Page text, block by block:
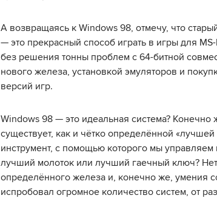
А возвращаясь к Windows 98, отмечу, что
— это прекрасный способ играть в игры для
без решения тонны проблем с 64-битной
нового железа, установкой эмуляторов и
версий игр.
Windows 98 — это идеальная система?
существует, как и чётко определённой
инструмент, с помощью которого мы
лучший молоток или лучший гаечный ключ?
определённого железа и, конечно же, умения
испробовал огромное количество систем, от